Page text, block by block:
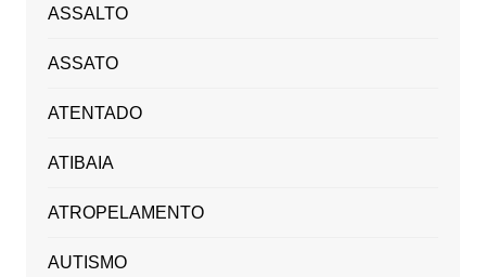
ASSALTO
ASSATO
ATENTADO
ATIBAIA
ATROPELAMENTO
AUTISMO